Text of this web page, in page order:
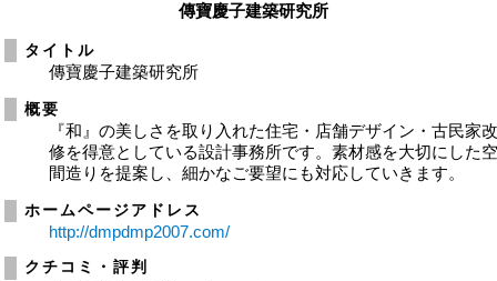
傳寶慶子建築研究所
タイトル
傳寶慶子建築研究所
概要
『和』の美しさを取り入れた住宅・店舗デザイン・古民家
修を得意としている設計事務所です。素材感を大切にした
間造りを提案し、細かなご要望にも対応していきます。
ホームページアドレス
http://dmpdmp2007.com/
クチコミ・評判